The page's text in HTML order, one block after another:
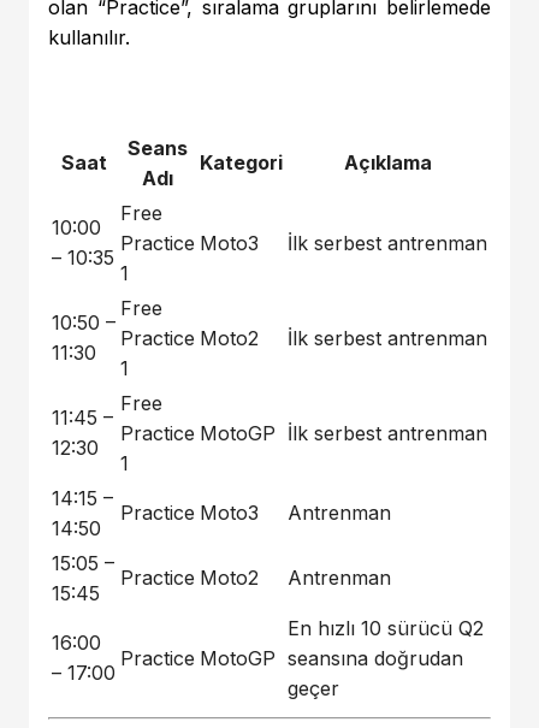
olan “Practice”, sıralama gruplarını belirlemede
kullanılır.
Saat
Seans
Adı
Kategori Açıklama
10:00
– 10:35
Free
Practice
1
Moto3 İlk serbest antrenman
10:50 –
11:30
Free
Practice
1
Moto2 İlk serbest antrenman
11:45 –
12:30
Free
Practice
1
MotoGP İlk serbest antrenman
14:15 –
14:50
Practice Moto3 Antrenman
15:05 –
15:45
Practice Moto2 Antrenman
16:00
– 17:00
Practice MotoGP
En hızlı 10 sürücü Q2
seansına doğrudan
geçer